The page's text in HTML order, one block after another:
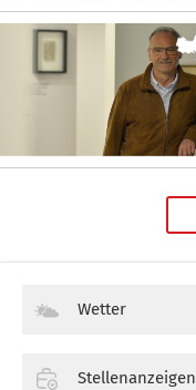
Wetter
Stellenanzeigen